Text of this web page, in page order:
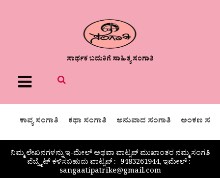
ಸಾರ್ಥಕ ಬದುಕಿಗೆ ಸಾಹಿತ್ಯ ಸಂಗಾತಿ
Menu
ಕಾವ್ಯ ಸಂಗಾತಿ ಕಥಾ ಸಂಗಾತಿ ಅನುವಾದ ಸಂಗಾತಿ ಅಂಕಣ
ನಿಮ್ಮ ಲೇಖನಗಳನ್ನು ಇ-ಮೇಲ್ ಅಥವಾ ವಾಟ್ಸಪ್ ಮುಖಾಂತರ ನಮ್ಮ ಸಂಗತಿ
ವೆಬ್ಸೈಟ್ ಕಳಿಸಬಹುದು ವಾಟ್ಸಪ್‌ :- 9483261944, ಇಮೇಲ್ :-
sangaatipatrike@gmail.com